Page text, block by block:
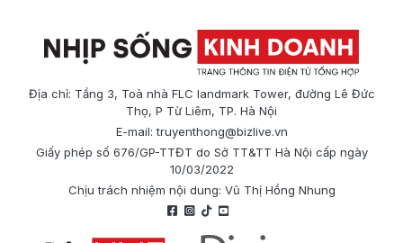
Địa chỉ: Tầng 3, Toà nhà FLC landmark Tower, đường Lê Đức
Thọ, P Từ Liêm, TP. Hà Nội
E-mail:truyenthong@bizlive.vn
Giấy phép số 676/GP-TTĐT do Sở TT&TT Hà Nội cấp ngày
10/03/2022
Chịu trách nhiệm nội dung: Vũ Thị Hồng Nhung